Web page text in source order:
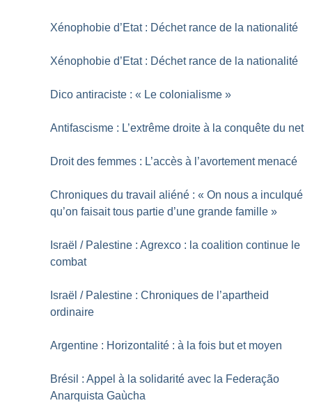
Xénophobie d’Etat : Déchet rance de la nationalité
Xénophobie d’Etat : Déchet rance de la nationalité
Dico antiraciste : « Le colonialisme »
Antifascisme : L’extrême droite à la conquête du net
Droit des femmes : L’accès à l’avortement menacé
Chroniques du travail aliéné : « On nous a inculqué
qu’on faisait tous partie d’une grande famille »
Israël / Palestine : Agrexco : la coalition continue le
combat
Israël / Palestine : Chroniques de l’apartheid
ordinaire
Argentine : Horizontalité : à la fois but et moyen
Brésil : Appel à la solidarité avec la Federação
Anarquista Gaùcha